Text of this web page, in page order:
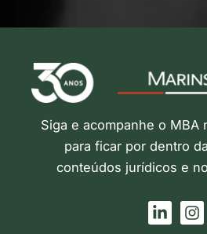
Siga e acompanhe o MBA
para ficar por dentro
conteúdos jurídicos e
L
i
I
n